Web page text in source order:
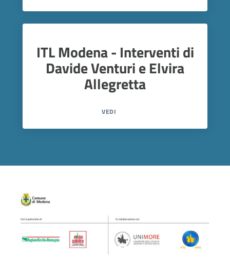
ITL Modena - Interventi di
Davide Venturi e Elvira
Allegretta
VEDI